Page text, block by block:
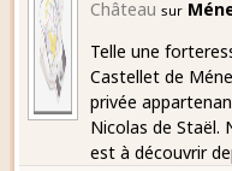
Château sur
Telle une
Castellet de
privée
Nicolas de Staël.
est à découvrir